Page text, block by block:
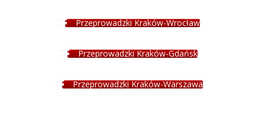
Przeprowadzki Kraków-Wrocław
Przeprowadzki Kraków-Gdańsk
Przeprowadzki Kraków-Warszawa